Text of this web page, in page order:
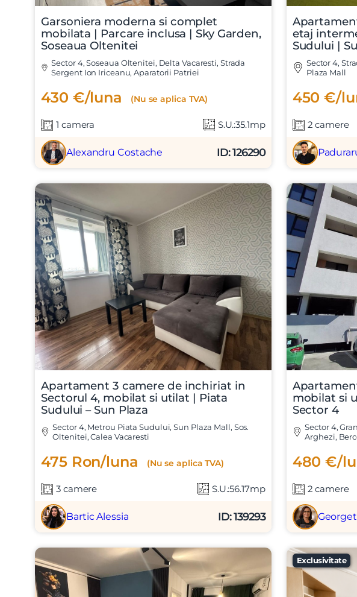
Garsoniera moderna si complet
mobilata | Parcare inclusa | Sky Garden,
Soseaua Oltenitei
Sector 4, Soseaua Oltenitei, Delta Vacaresti, Strada
Sergent Ion Iriceanu, Aparatorii Patriei
430 €/luna (Nu se aplica TVA)
1 camera S.U.:35.1mp
Alexandru Costache ID: 126290
etaj
Sudului |
Sector 4,
Plaza Mall
450 €/
2 camere
Apartament 3 camere de inchiriat in
Sectorul 4, mobilat si utilat | Piata
Sudului – Sun Plaza
Sector 4, Metrou Piata Sudului, Sun Plaza Mall, Sos.
Oltenitei, Calea Vacaresti
475 Ron/luna (Nu se aplica TVA)
3 camere S.U.:56.17mp
Bartic Alessia ID: 139293
mobilat si
Sector 4
Sector 4,
Arghezi,
480 €/
2 camere
Exclusivitate